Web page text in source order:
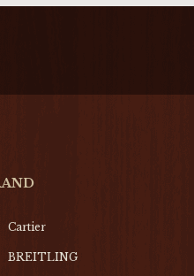
Cartier
BREITLING